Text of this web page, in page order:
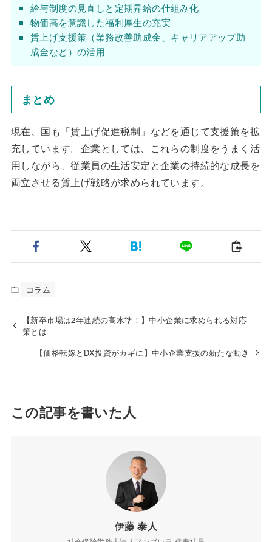
給与制度の見直しと定期昇給の仕組み化
物価高を意識した福利厚生の充実
賃上げ支援策（業務改善助成金、キャリアアップ助
成金など）の活用
まとめ
現在、国も「賃上げ促進税制」などを通じて支援策を拡
充しています。企業としては、これらの制度をうまく活
用しながら、従業員の生活安定と企業の持続的な成長を
両立させる賃上げ戦略が求められています。
コラム
【新卒市場は2年連続の高水準！】中小企業に求められる対応
策とは
【価格転嫁とDX投資がカギに】中小企業支援の新たな動き
この記事を書いた人
伊藤 泰人